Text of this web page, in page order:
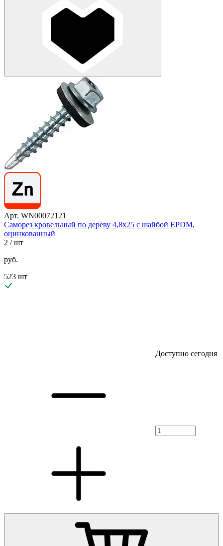
Арт. WN00072121
Саморез кровельный по дереву 4,8х25 с шайбой EPDM,
оцинкованный
2 / шт
руб.
523 шт
Доступно сегодня